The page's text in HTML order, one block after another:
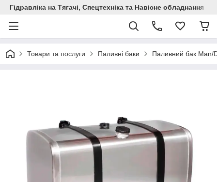
Гідравліка на Тягачі, Спецтехніка та Навісне обладнання
Товари та послуги Паливні баки Паливний бак Man/